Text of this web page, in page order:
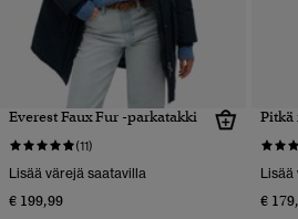
Everest Faux Fur -parkatakki
(11)
Lisää värejä saatavilla
€ 199,99
Lisää
€